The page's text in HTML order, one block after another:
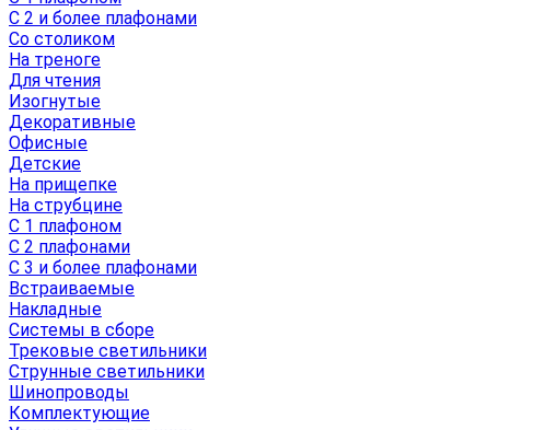
С 2 и более плафонами
Со столиком
На треноге
Для чтения
Изогнутые
Декоративные
Офисные
Детские
На прищепке
На струбцине
С 1 плафоном
С 2 плафонами
С 3 и более плафонами
Встраиваемые
Накладные
Системы в сборе
Трековые светильники
Струнные светильники
Шинопроводы
Комплектующие